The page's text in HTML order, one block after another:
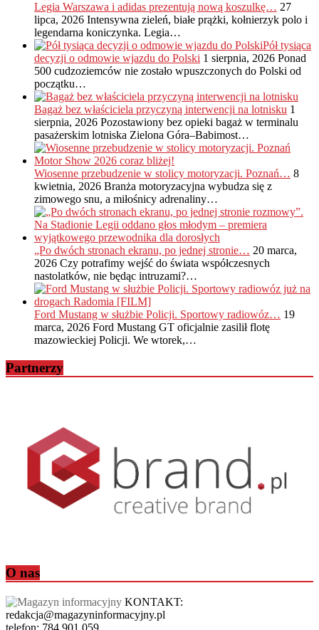
Legia Warszawa i adidas prezentują nową koszulkę… 27
lipca, 2026 Intensywna zieleń, białe prążki, kołnierzyk polo i
legendarna koniczynka. Legia…
Pół tysiąca
decyzji o odmowie wjazdu do Polski 1 sierpnia, 2026 Ponad
500 cudzoziemców nie zostało wpuszczonych do Polski od
początku…
Bagaż bez właściciela przyczyną interwencji na lotnisku 1
sierpnia, 2026 Pozostawiony bez opieki bagaż w terminalu
pasażerskim lotniska Zielona Góra–Babimost…
Wiosenne przebudzenie w stolicy motoryzacji. Poznań… 8
kwietnia, 2026 Branża motoryzacyjna wybudza się z
zimowego snu, a miłośnicy adrenaliny…
„Po dwóch stronach ekranu, po jednej stronie… 20 marca,
2026 Czy potrafimy wejść do świata współczesnych
nastolatków, nie będąc intruzami?…
Ford Mustang w służbie Policji. Sportowy radiowóz… 19
marca, 2026 Ford Mustang GT oficjalnie zasilił flotę
mazowieckiej Policji. We wtorek,…
Partnerzy
O nas
KONTAKT:
redakcja@magazyninformacyjny.pl
telefon: 784 901 059